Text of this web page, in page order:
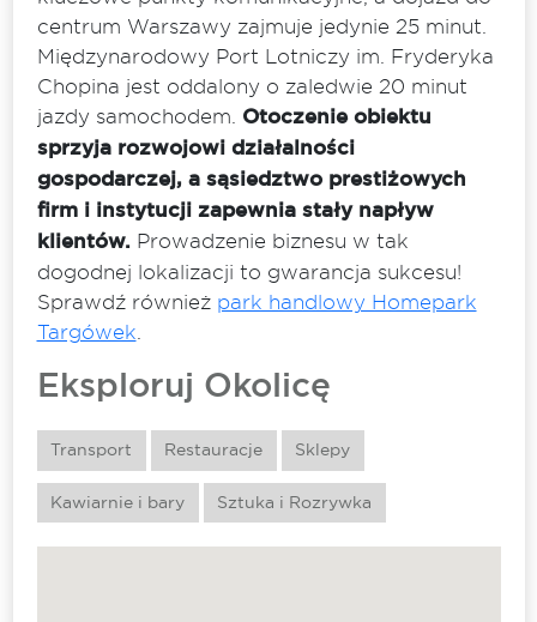
centrum Warszawy zajmuje jedynie 25 minut.
Międzynarodowy Port Lotniczy im. Fryderyka
Chopina jest oddalony o zaledwie 20 minut
jazdy samochodem. Otoczenie obiektu
sprzyja rozwojowi działalności
gospodarczej, a sąsiedztwo prestiżowych
firm i instytucji zapewnia stały napływ
klientów.Prowadzenie biznesu w tak
dogodnej lokalizacji to gwarancja sukcesu!
Sprawdź również park handlowy Homepark
Targówek
Eksploruj Okolicę
Transport Restauracje Sklepy
Kawiarnie i bary Sztuka i Rozrywka